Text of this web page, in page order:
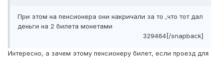
При этом на пенсионера они накричали за то ,что тот дал
деньги на 2 билета монетами
329464[/snapback]
Интересно, а зачем этому пенсионеру билет, если проезд для